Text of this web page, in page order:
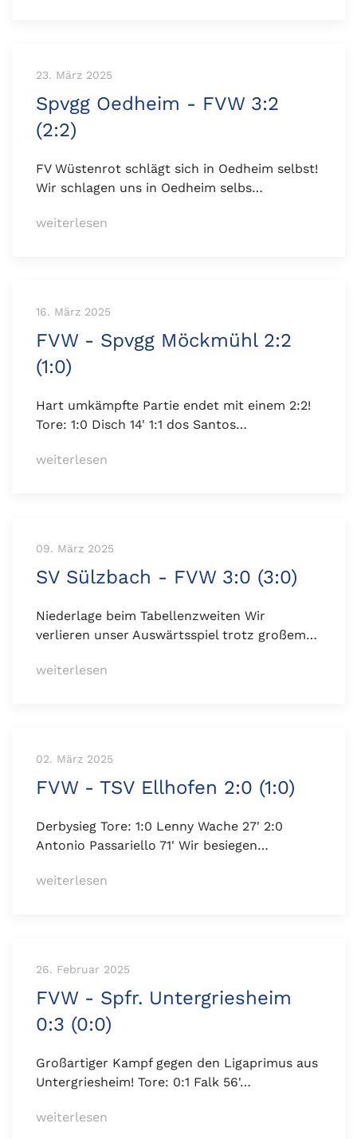
23. März 2025
Spvgg Oedheim - FVW 3:2
(2:2)
FV Wüstenrot schlägt sich in Oedheim selbst!
Wir schlagen uns in Oedheim selbs…
weiterlesen
16. März 2025
FVW - Spvgg Möckmühl 2:2
(1:0)
Hart umkämpfte Partie endet mit einem 2:2!
Tore: 1:0 Disch 14' 1:1 dos Santos…
weiterlesen
09. März 2025
SV Sülzbach - FVW 3:0 (3:0)
Niederlage beim Tabellenzweiten Wir
verlieren unser Auswärtsspiel trotz großem…
weiterlesen
02. März 2025
FVW - TSV Ellhofen 2:0 (1:0)
Derbysieg Tore: 1:0 Lenny Wache 27' 2:0
Antonio Passariello 71' Wir besiegen…
weiterlesen
26. Februar 2025
FVW - Spfr. Untergriesheim
0:3 (0:0)
Großartiger Kampf gegen den Ligaprimus aus
Untergriesheim! Tore: 0:1 Falk 56'…
weiterlesen